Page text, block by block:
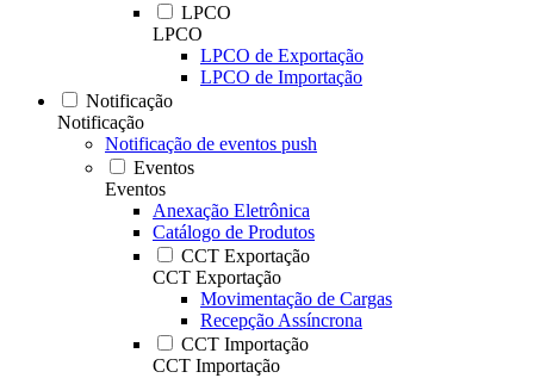
LPCO
LPCO
LPCO de Exportação
LPCO de Importação
Notificação
Notificação
Notificação de eventos push
Eventos
Eventos
Anexação Eletrônica
Catálogo de Produtos
CCT Exportação
CCT Exportação
Movimentação de Cargas
Recepção Assíncrona
CCT Importação
CCT Importação